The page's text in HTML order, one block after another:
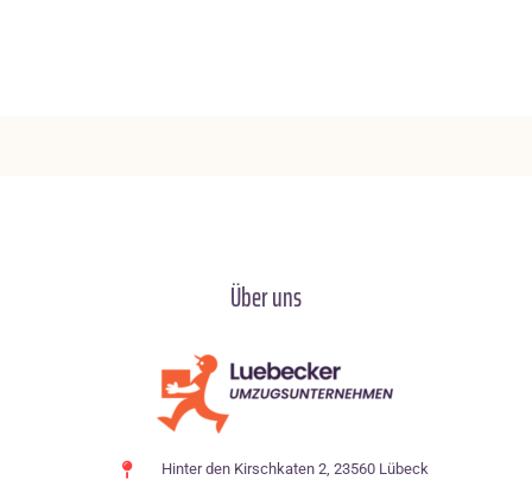
Über uns
Hinter den Kirschkaten 2, 23560 Lübeck